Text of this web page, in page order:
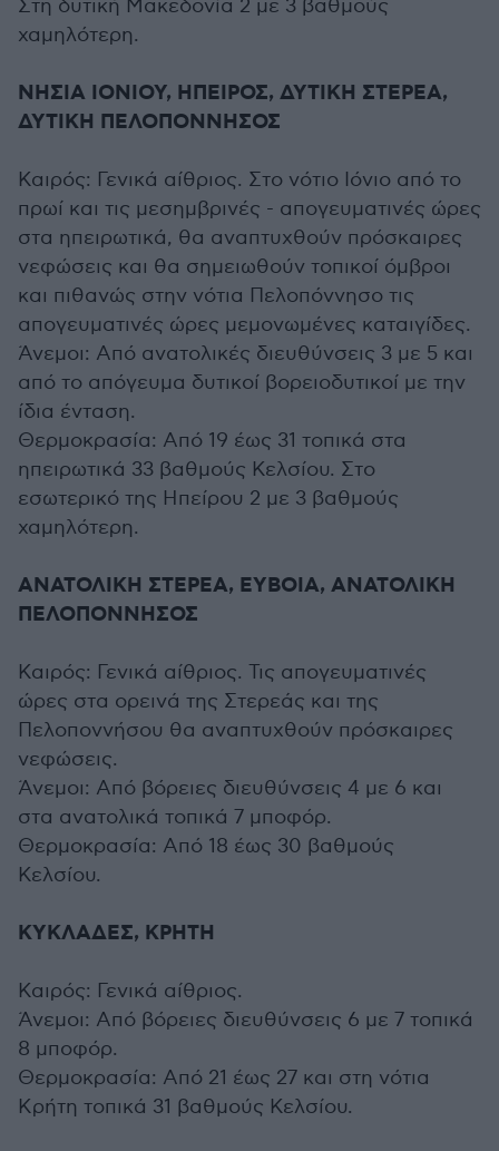
Στη δυτική Μακεδονία 2 με 3 βαθμούς
χαμηλότερη.
ΝΗΣΙΑ ΙΟΝΙΟΥ, ΗΠΕΙΡΟΣ, ΔΥΤΙΚΗ ΣΤΕΡΕΑ,
ΔΥΤΙΚΗ ΠΕΛΟΠΟΝΝΗΣΟΣ
Καιρός: Γενικά αίθριος. Στο νότιο Ιόνιο από το
πρωί και τις μεσημβρινές - απογευματινές ώρες
στα ηπειρωτικά, θα αναπτυχθούν πρόσκαιρες
νεφώσεις και θα σημειωθούν τοπικοί όμβροι
και πιθανώς στην νότια Πελοπόννησο τις
απογευματινές ώρες μεμονωμένες καταιγίδες.
Άνεμοι: Από ανατολικές διευθύνσεις 3 με 5 και
από το απόγευμα δυτικοί βορειοδυτικοί με την
ίδια ένταση.
Θερμοκρασία: Από 19 έως 31 τοπικά στα
ηπειρωτικά 33 βαθμούς Κελσίου. Στο
εσωτερικό της Ηπείρου 2 με 3 βαθμούς
χαμηλότερη.
ΑΝΑΤΟΛΙΚΗ ΣΤΕΡΕΑ, ΕΥΒΟΙΑ, ΑΝΑΤΟΛΙΚΗ
ΠΕΛΟΠΟΝΝΗΣΟΣ
Καιρός: Γενικά αίθριος. Τις απογευματινές
ώρες στα ορεινά της Στερεάς και της
Πελοποννήσου θα αναπτυχθούν πρόσκαιρες
νεφώσεις.
Άνεμοι: Από βόρειες διευθύνσεις 4 με 6 και
στα ανατολικά τοπικά 7 μποφόρ.
Θερμοκρασία: Από 18 έως 30 βαθμούς
Κελσίου.
ΚΥΚΛΑΔΕΣ, ΚΡΗΤΗ
Καιρός: Γενικά αίθριος.
Άνεμοι: Από βόρειες διευθύνσεις 6 με 7 τοπικά
8 μποφόρ.
Θερμοκρασία: Από 21 έως 27 και στη νότια
Κρήτη τοπικά 31 βαθμούς Κελσίου.